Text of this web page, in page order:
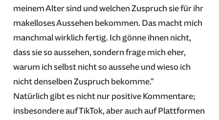
meinem Alter sind und welchen Zuspruch sie für ihr
makelloses Aussehen bekommen. Das macht mich
manchmal wirklich fertig. Ich gönne ihnen nicht,
dass sie so aussehen, sondern frage mich eher,
warum ich selbst nicht so aussehe und wieso ich
nicht denselben Zuspruch bekomme.“
Natürlich gibt es nicht nur positive Kommentare;
insbesondere auf TikTok, aber auch auf Plattformen